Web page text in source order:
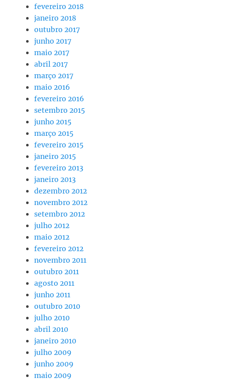
fevereiro 2018
janeiro 2018
outubro 2017
junho 2017
maio 2017
abril 2017
março 2017
maio 2016
fevereiro 2016
setembro 2015
junho 2015
março 2015
fevereiro 2015
janeiro 2015
fevereiro 2013
janeiro 2013
dezembro 2012
novembro 2012
setembro 2012
julho 2012
maio 2012
fevereiro 2012
novembro 2011
outubro 2011
agosto 2011
junho 2011
outubro 2010
julho 2010
abril 2010
janeiro 2010
julho 2009
junho 2009
maio 2009